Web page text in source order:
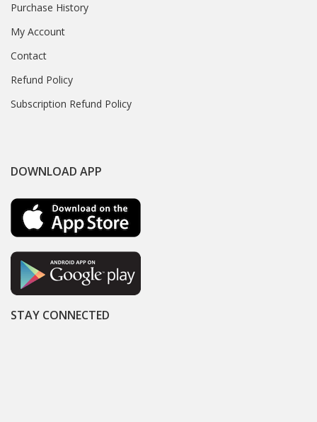
Purchase History
My Account
Contact
Refund Policy
Subscription Refund Policy
DOWNLOAD APP
STAY CONNECTED